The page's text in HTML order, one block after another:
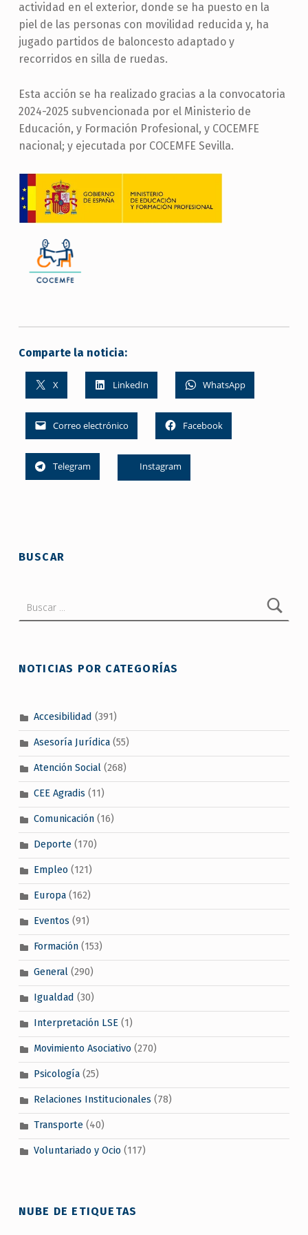
actividad en el exterior, donde se ha puesto en la
piel de las personas con movilidad reducida y, ha
jugado partidos de baloncesto adaptado y
recorridos en silla de ruedas.
Esta acción se ha realizado gracias a la convocatoria
2024-2025 subvencionada por el Ministerio de
Educación, y Formación Profesional, y COCEMFE
nacional; y ejecutada por COCEMFE Sevilla.
Comparte la noticia:
X LinkedIn WhatsApp
Correo electrónico Facebook
Telegram Instagram
BUSCAR
NOTICIAS POR CATEGORÍAS
Accesibilidad (391)
Asesoría Jurídica(55)
Atención Social(268)
CEE Agradis (11)
Comunicación(16)
Deporte(170)
Empleo (121)
Europa(162)
Eventos (91)
Formación(153)
General(290)
Igualdad (30)
Interpretación LSE(1)
Movimiento Asociativo (270)
Psicología(25)
Relaciones Institucionales (78)
Transporte(40)
Voluntariado y Ocio (117)
NUBE DE ETIQUETAS